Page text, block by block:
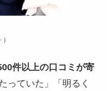
）
件以上の口コミが寄
っていた」「明るく